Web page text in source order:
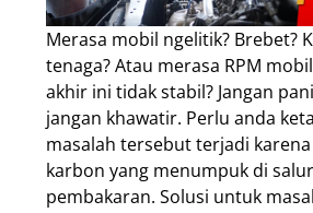
Merasa mobil ngelitik? Brebet?
tenaga? Atau merasa RPM
akhir ini tidak stabil? Jangan
jangan khawatir. Perlu anda
masalah tersebut terjadi
karbon yang menumpuk di
pembakaran. Solusi untuk